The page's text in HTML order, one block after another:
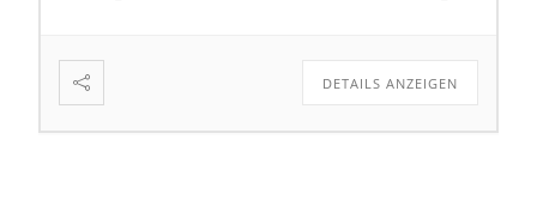
DETAILS ANZEIGEN